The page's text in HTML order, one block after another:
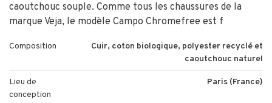
caoutchouc souple. Comme tous les chaussures de la
marque Veja, le modèle Campo Chromefree est f
Composition
Cuir, coton biologique, polyester recyclé et
caoutchouc naturel
Lieu de
conception
Paris (France)